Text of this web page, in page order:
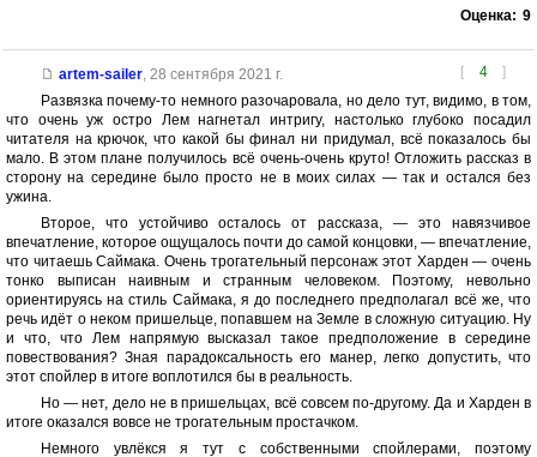
Оценка: 9
[ 4 ]
artem-sailer, 28 сентября 2021 г.
Развязка почему-то немного разочаровала, но дело тут, видимо, в том,
что очень уж остро Лем нагнетал интригу, настолько глубоко посадил
читателя на крючок, что какой бы финал ни придумал, всё показалось бы
мало. В этом плане получилось всё очень-очень круто! Отложить рассказ в
сторону на середине было просто не в моих силах — так и остался без
ужина.
Второе, что устойчиво осталось от рассказа, — это навязчивое
впечатление, которое ощущалось почти до самой концовки, — впечатление,
что читаешь Саймака. Очень трогательный персонаж этот Харден — очень
тонко выписан наивным и странным человеком. Поэтому, невольно
ориентируясь на стиль Саймака, я до последнего предполагал всё же, что
речь идёт о неком пришельце, попавшем на Земле в сложную ситуацию. Ну
и что, что Лем напрямую высказал такое предположение в середине
повествования? Зная парадоксальность его манер, легко допустить, что
этот спойлер в итоге воплотился бы в реальность.
Но — нет, дело не в пришельцах, всё совсем по-другому. Да и Харден в
итоге оказался вовсе не трогательным простачком.
Немного увлёкся я тут с собственными спойлерами, поэтому